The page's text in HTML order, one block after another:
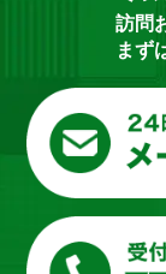
訪問
まず